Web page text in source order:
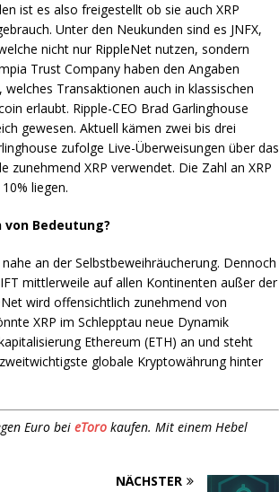
ist es also freigestellt ob sie auch XRP
Unter den Neukunden sind es JNFX,
nicht nur RippleNet nutzen, sondern
Trust Company haben den Angaben
Transaktionen auch in klassischen
erlaubt. Ripple-CEO Brad Garlinghouse
gewesen. Aktuell kämen zwei bis drei
zufolge Live-Überweisungen über das
XRP verwendet. Die Zahl an XRP
liegen.
Bedeutung?
an der Selbstbeweihräucherung. Dennoch
mittlerweile auf allen Kontinenten außer der
wird offensichtlich zunehmend von
XRP im Schlepptau neue Dynamik
Ethereum (ETH) an und steht
globale Kryptowährung hinter
Euro bei eToro kaufen. Mit einem Hebel
NÄCHSTER